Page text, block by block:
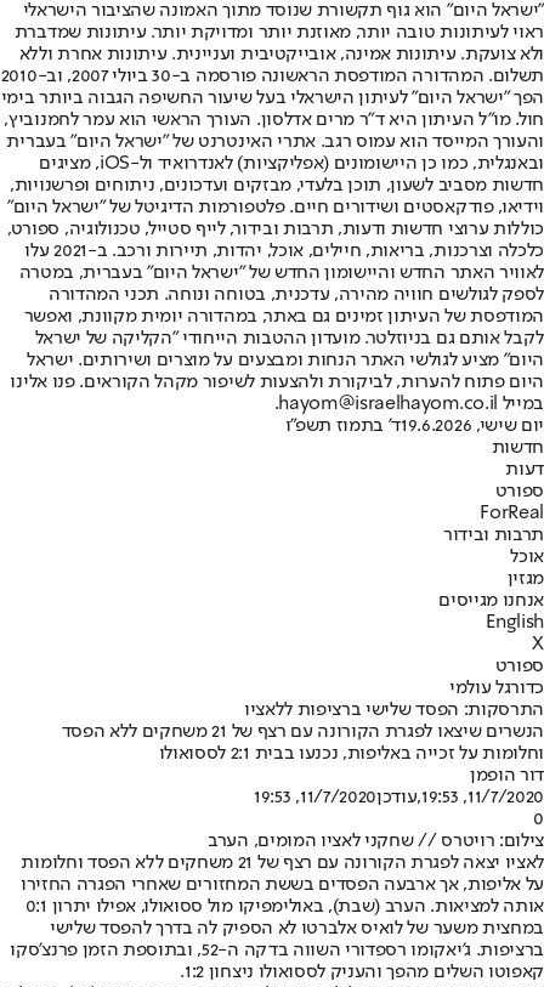
"ישראל היום" הוא גוף תקשורת שנוסד מתוך האמונה שהציבור הישראלי
ראוי לעיתונות טובה יותר, מאוזנת יותר ומדויקת יותר. עיתונות שמדברת
ולא צועקת. עיתונות אמינה, אובייקטיבית ועניינית. עיתונות אחרת וללא
תשלום. המהדורה המודפסת הראשונה פורסמה ב-30 ביולי 2007, וב-2010
הפך "ישראל היום" לעיתון הישראלי בעל שיעור החשיפה הגבוה ביותר בימי
חול. מו"ל העיתון היא ד"ר מרים אדלסון. העורך הראשי הוא עמר לחמנוביץ,
והעורך המייסד הוא עמוס רגב. אתרי האינטרנט של "ישראל היום" בעברית
ובאנגלית, כמו כן היישומונים (אפליקציות) לאנדרואיד ול-iOS, מציגים
חדשות מסביב לשעון, תוכן בלעדי, מבזקים ועדכונים, ניתוחים ופרשנויות,
וידיאו, פודקאסטים ושידורים חיים. פלטפורמות הדיגיטל של "ישראל היום"
כוללות ערוצי חדשות ודעות, תרבות ובידור, לייף סטייל, טכנולוגיה, ספורט,
כלכלה וצרכנות, בריאות, חיילים, אוכל, יהדות, תיירות ורכב. ב-2021 עלו
לאוויר האתר החדש והיישומון החדש של "ישראל היום" בעברית, במטרה
לספק לגולשים חוויה מהירה, עדכנית, בטוחה ונוחה. תכני המהדורה
המודפסת של העיתון זמינים גם באתר, במהדורה יומית מקוונת, ואפשר
לקבל אותם גם בניוזלטר. מועדון ההטבות הייחודי "הקליקה של ישראל
היום" מציע לגולשי האתר הנחות ומבצעים על מוצרים ושירותים. ישראל
היום פתוח להערות, לביקורת ולהצעות לשיפור מקהל הקוראים. פנו אלינו
במייל hayom@israelhayom.co.il.
יום שישי, 19.6.2026
ד' בתמוז תשפ"ו
חדשות
דעות
ספורט
ForReal
תרבות ובידור
אוכל
מגזין
אנחנו מגייסים
English
X
ספורט
כדורגל עולמי
התרסקות: הפסד שלישי ברציפות ללאציו
הנשרים שיצאו לפגרת הקורונה עם רצף של 21 משחקים ללא הפסד
וחלומות על זכייה באליפות, נכנעו בבית 2:1 לססואולו
דור הופמן
11/7/2020, 19:53
,עודכן11/7/2020, 19:53
0
צילום: רויטרס // שחקני לאציו המומים, הערב
לאציו יצאה לפגרת הקורונה עם רצף של 21 משחקים ללא הפסד וחלומות
על אליפות, אך ארבעה הפסדים בששת המחזורים שאחרי הפגרה החזירו
אותה למציאות. הערב (שבת), באולימפיקו מול ססואולו, אפילו יתרון 0:1
במחצית משער של לואיס אלברטו לא הספיק לה בדרך להפסד שלישי
ברציפות. ג'יאקומו רספדורי השווה בדקה ה-52, ובתוספת הזמן פרנצ'סקו
קאפוטו השלים מהפך והעניק לססואולו ניצחון 1:2.